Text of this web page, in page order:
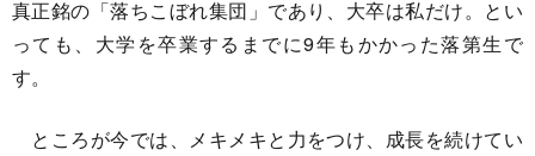
真正銘の「落ちこぼれ集団」であり、大卒は私だけ。とい
っても、大学を卒業するまでに9年もかかった落第生で
す。
ところが今では、メキメキと力をつけ、成長を続けてい